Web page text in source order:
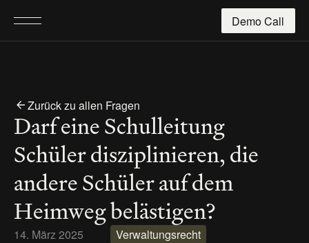
Zurück zu allen Fragen
Darf eine Schulleitung
Schüler disziplinieren, die
andere Schüler auf dem
Heimweg belästigen?
14. März 2025 Verwaltungsrecht
Demo Call